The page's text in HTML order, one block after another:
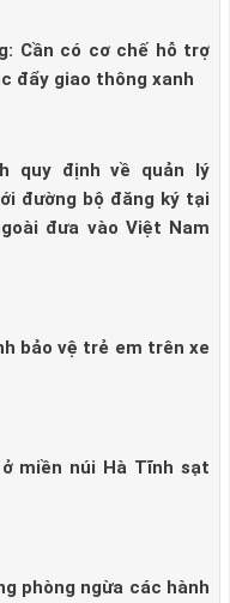
Cần có cơ chế hỗ trợ
đẩy giao thông xanh
quy định về quản lý
đường bộ đăng ký tại
đưa vào Việt Nam
bảo vệ trẻ em trên xe
miền núi Hà Tĩnh sạt
phòng ngừa các hành